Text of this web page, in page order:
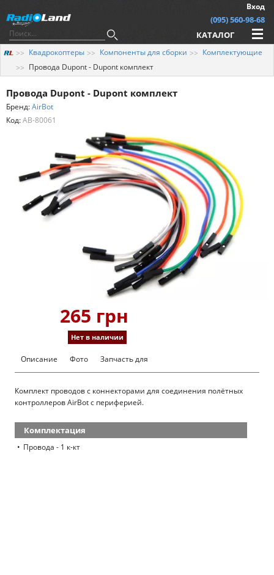
Вход
(095) 560-98-68
КАТАЛОГ
Квадрокоптеры Компоненты для сборки
Комплектующие
Провода Dupont - Dupont комплект
Провода Dupont - Dupont комплект
Бренд:AirBot
Код:AB-80061
265 грн
Нет в наличии
Описание Фото Запчасть для
Комплект проводов с коннекторами для соединения полётных
контроллеров AirBot с периферией.
Комплектация
Провода - 1 к-кт